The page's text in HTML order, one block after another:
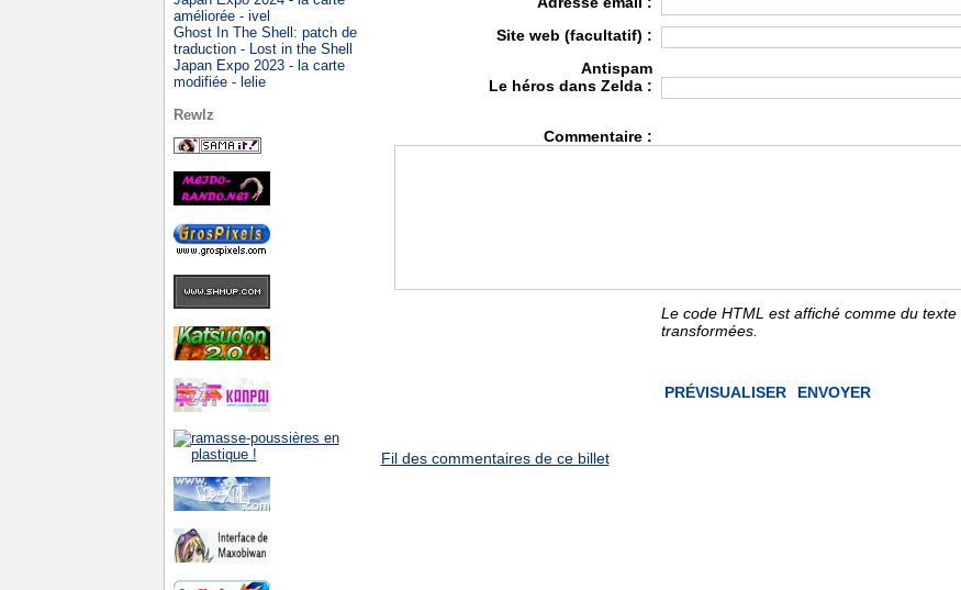
Site web (facultatif) :
Antispam
Le héros dans Zelda :
Commentaire :
Le code HTML est affiché comme du
transformées.
Fil des commentaires de ce billet
améliorée - ivel
Ghost In The Shell: patch de
traduction - Lost in the Shell
Japan Expo 2023 - la carte
modifiée - lelie
Rewlz